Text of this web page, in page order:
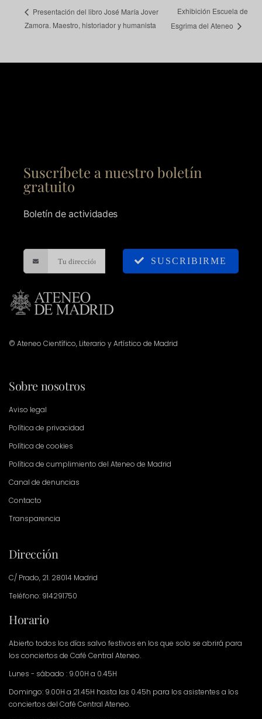
Presentación del libro José María Jover
Zamora. Maestro, historiador y humanista
Exhibición Escuela de
Esgrima del Ateneo
Suscríbete a nuestro boletín
gratuito
Boletín de actividades
SUSCRIBIRME
© Ateneo Científico, Literario y Artístico de Madrid
Sobre nosotros
Aviso legal
Política de privacidad
Política de cookies
Política de cumplimiento del Ateneo de Madrid
Canal de denuncias
Contacto
Transparencia
Dirección
C/ Prado, 21. 28014 Madrid
Teléfono: 914291750
Horario
Abierto todos los días salvo festivos en los que solo se abrirá para
los conciertos de Café Central Ateneo.
Lunes - sábado : 9.00H a 0.45H
Domingo: 9.00H a 21.45H hasta las 0.45h para los asistentes a los
conciertos del Café Central Ateneo.